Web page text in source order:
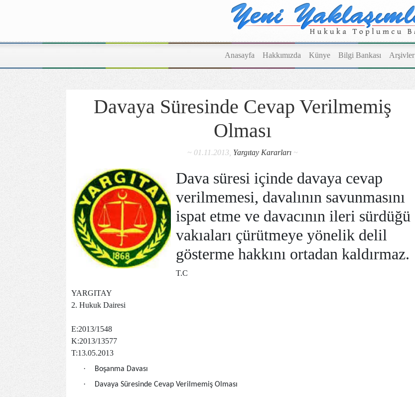
Anasayfa Hakkımızda Künye Bilgi Bankası Arşivler
Davaya Süresinde Cevap Verilmemiş
Olması
~ 01.11.2013, Yargıtay Kararları~
Dava süresi içinde davaya cevap
verilmemesi, davalının savunmasını
ispat etme ve davacının ileri sürdüğü
vakıaları çürütmeye yönelik delil
gösterme hakkını ortadan kaldırmaz.
T.C
YARGITAY
2. Hukuk Dairesi
E:2013/1548
K:2013/13577
T:13.05.2013
·
Boşanma Davası
· Davaya Süresinde Cevap Verilmemiş Olması